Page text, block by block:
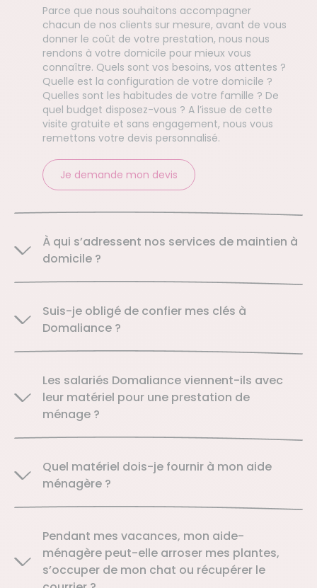
Parce que nous souhaitons accompagner
chacun de nos clients sur mesure, avant de vous
donner le coût de votre prestation, nous nous
rendons à votre domicile pour mieux vous
connaître. Quels sont vos besoins, vos attentes ?
Quelle est la configuration de votre domicile ?
Quelles sont les habitudes de votre famille ? De
quel budget disposez-vous ? A l’issue de cette
visite gratuite et sans engagement, nous vous
remettons votre devis personnalisé.
Je demande mon devis
À qui s’adressent nos services de maintien à
domicile ?
Suis-je obligé de confier mes clés à
Domaliance ?
Les salariés Domaliance viennent-ils avec
leur matériel pour une prestation de
ménage ?
Quel matériel dois-je fournir à mon aide
ménagère ?
Pendant mes vacances, mon aide-
ménagère peut-elle arroser mes plantes,
s’occuper de mon chat ou récupérer le